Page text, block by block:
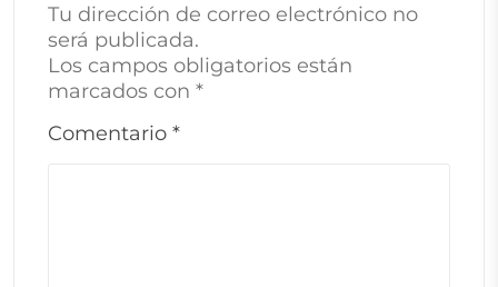
Tu dirección de correo electrónico no
será publicada.
Los campos obligatorios están
marcados con *
Comentario *